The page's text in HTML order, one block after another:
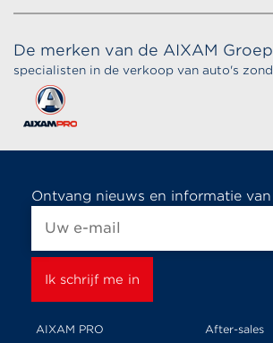
De merken van de AIXAM
specialisten in de verkoop van auto's
Ontvang nieuws en informatie van
AIXAM PRO
After-sales